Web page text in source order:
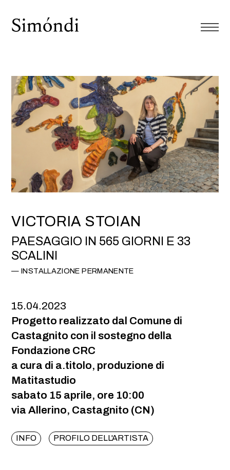
VICTORIA STOIAN
PAESAGGIO IN 565 GIORNI E 33
SCALINI
INSTALLAZIONE PERMANENTE
15.04.2023
Progetto realizzato dal Comune di
Castagnito con il sostegno della
Fondazione CRC
a cura di a.titolo, produzione di
Matitastudio
sabato 15 aprile, ore 10:00
via Allerino, Castagnito (CN)
INFO PROFILO DELL'ARTISTA